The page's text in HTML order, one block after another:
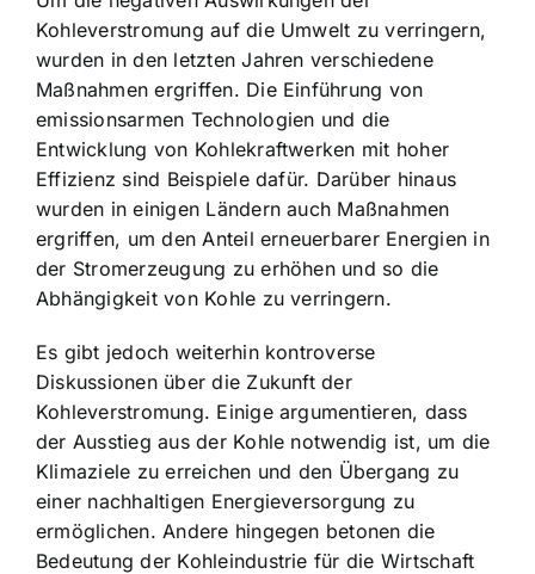
Kohleverstromung auf die Umwelt zu verringern,
wurden in den letzten Jahren verschiedene
Maßnahmen ergriffen. Die Einführung von
emissionsarmen Technologien und die
Entwicklung von Kohlekraftwerken mit hoher
Effizienz sind Beispiele dafür. Darüber hinaus
wurden in einigen Ländern auch Maßnahmen
ergriffen, um den Anteil erneuerbarer Energien in
der Stromerzeugung zu erhöhen und so die
Abhängigkeit von Kohle zu verringern.
Es gibt jedoch weiterhin kontroverse
Diskussionen über die Zukunft der
Kohleverstromung. Einige argumentieren, dass
der Ausstieg aus der Kohle notwendig ist, um die
Klimaziele zu erreichen und den Übergang zu
einer nachhaltigen Energieversorgung zu
ermöglichen. Andere hingegen betonen die
Bedeutung der Kohleindustrie für die Wirtschaft